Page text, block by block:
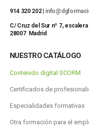
914 320 202 |
C/ Cruz del Sur nº 7, escalera
28007 Madrid
NUESTRO CATÁLOGO
Contenido digital SCORM
Certificados de
Especialidades formativas
Otra formación para el